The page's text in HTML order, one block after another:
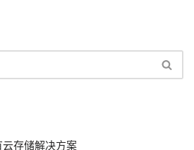
存储解决方案